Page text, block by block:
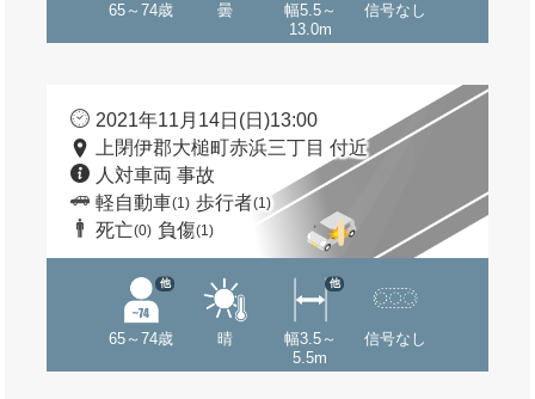
65～74歳 曇
幅5.5～
13.0m
信号なし
2021年11月14日(日)13:00
上閉伊郡大槌町赤浜三丁目 付近
人対車両 事故
軽自動車(1) 歩行者(1)
死亡(0) 負傷(1)
65～74歳
他
晴
幅3.5～
5.5m
他
信号なし